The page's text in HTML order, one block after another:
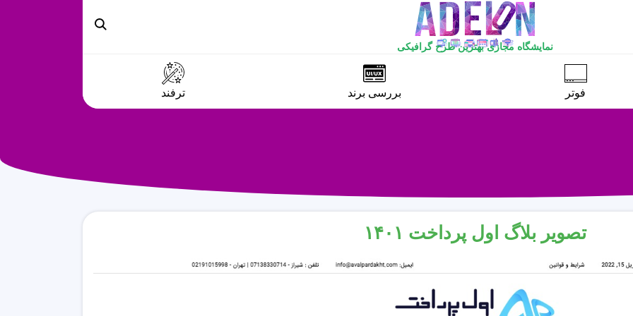
نمایشگاه مجازی بهترین طرح گرافیکی
فوتر بررسی برند ترفند
تصویر بلاگ اول پرداخت ۱۴۰۱